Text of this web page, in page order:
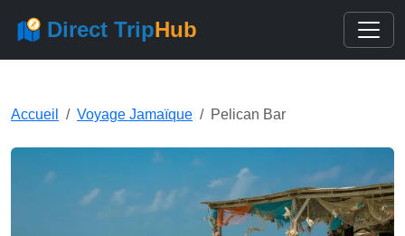
Direct TripHub
Accueil Voyage Jamaïque Pelican Bar